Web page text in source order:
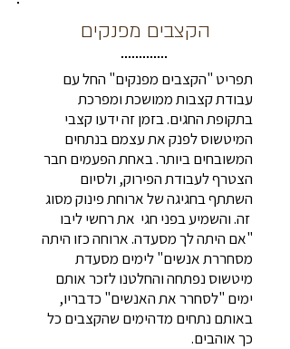
הקצבים מפנקים
תפריט "הקצבים מפנקים" החל עם
עבודת קצבות ממושכת ומפרכת
בתקופת החגים. בזמן זה ידעו קצבי
המיטשוס לפנק את עצמם בנתחים
המשובחים ביותר. באחת הפעמים חבר
הצטרף לעבודת הפירוק, ולסיום
השתתף בחגיגה של ארוחת פינוק מסוג
זה. והשמיע בפני חגי את רחשי ליבו
"אם היתה לך מסעדה. ארוחה כזו היתה
מסחררת אנשים" לימים מסעדת
מיטשוס נפתחה והחלטנו לזכר אותם
ימים "לסחרר את האנשים" כדבריו,
באותם נתחים מדהימים שהקצבים כל
כך אוהבים.